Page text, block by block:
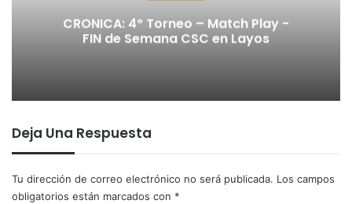
CRONICA: 4º Torneo – Match Play -
FIN de Semana CSC en Layos
Deja Una Respuesta
Tu dirección de correo electrónico no será publicada. Los campos
obligatorios están marcados con *